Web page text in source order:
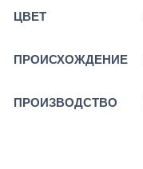
ЦВЕТ
ПРОИСХОЖДЕНИЕ
ПРОИЗВОДСТВО